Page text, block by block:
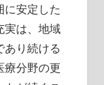
に安定した
実は、地域
あり続ける
療分野の更